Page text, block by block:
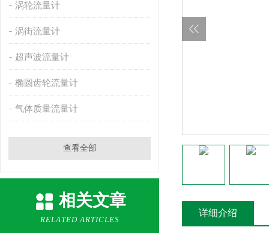
涡轮流量计
涡街流量计
超声波流量计
椭圆齿轮流量计
气体质量流量计
查看全部
相关文章
RELATED ARTICLES
详细介绍